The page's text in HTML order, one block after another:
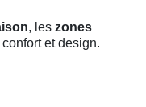
, les zones
et design.